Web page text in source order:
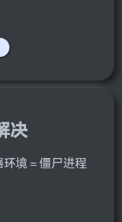
决
境 = 僵尸进程